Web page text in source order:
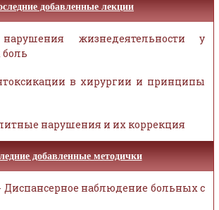
добавленные лекции
жизнедеятельности у
в хирургии и принципы
нарушения и их коррекция
добавленные методички
наблюдение больных с